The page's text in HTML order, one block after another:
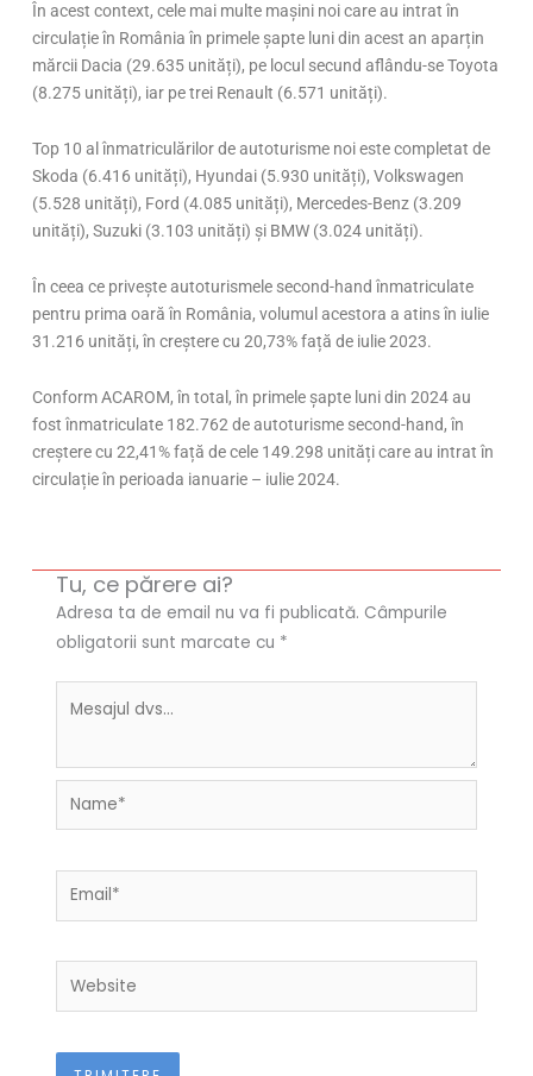
În acest context, cele mai multe mașini noi care au intrat în
circulație în România în primele șapte luni din acest an aparțin
mărcii Dacia (29.635 unități), pe locul secund aflându-se Toyota
(8.275 unități), iar pe trei Renault (6.571 unități).
Top 10 al înmatriculărilor de autoturisme noi este completat de
Skoda (6.416 unități), Hyundai (5.930 unități), Volkswagen
(5.528 unități), Ford (4.085 unități), Mercedes-Benz (3.209
unități), Suzuki (3.103 unități) și BMW (3.024 unități).
În ceea ce privește autoturismele second-hand înmatriculate
pentru prima oară în România, volumul acestora a atins în iulie
31.216 unități, în creștere cu 20,73% față de iulie 2023.
Conform ACAROM, în total, în primele șapte luni din 2024 au
fost înmatriculate 182.762 de autoturisme second-hand, în
creștere cu 22,41% față de cele 149.298 unități care au intrat în
circulație în perioada ianuarie – iulie 2024.
Tu, ce părere ai?
Adresa ta de email nu va fi publicată. Câmpurile
obligatorii sunt marcate cu *
Name*
Email*
Website